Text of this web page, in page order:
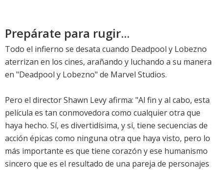
Prepárate para rugir...
Todo el infierno se desata cuando Deadpool y Lobezno
aterrizan en los cines, arañando y luchando a su manera
en "Deadpool y Lobezno" de Marvel Studios.
Pero el director Shawn Levy afirma: "Al fin y al cabo, esta
película es tan conmovedora como cualquier otra que
haya hecho. Sí, es divertidísima, y sí, tiene secuencias de
acción épicas como ninguna otra que haya visto, pero lo
más importante es que tiene corazón y ese humanismo
sincero que es el resultado de una pareja de personajes